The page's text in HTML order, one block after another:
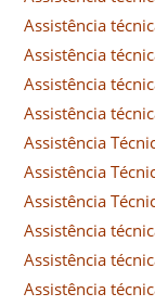
Assistência
Assistência
Assistência
Assistência
Assistência
Assistência
Assistência
Assistência
Assistência
Assistência